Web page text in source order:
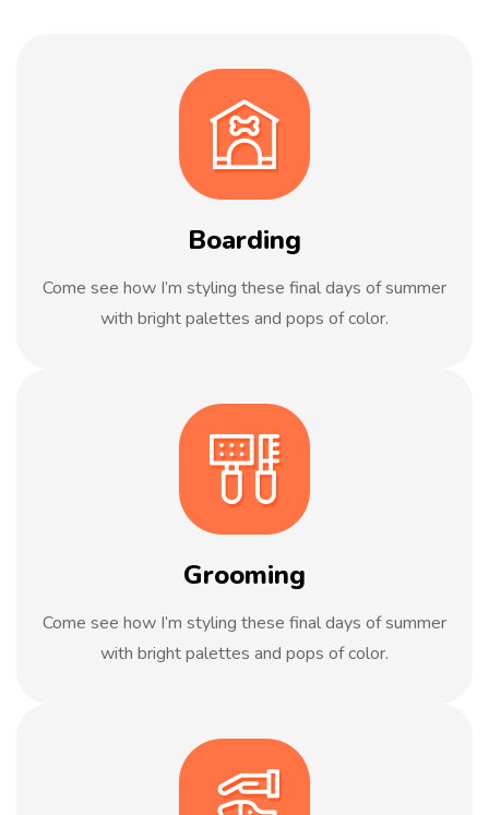
Boarding
Come see how I’m styling these final days of summer
with bright palettes and pops of color.
Grooming
Come see how I’m styling these final days of summer
with bright palettes and pops of color.